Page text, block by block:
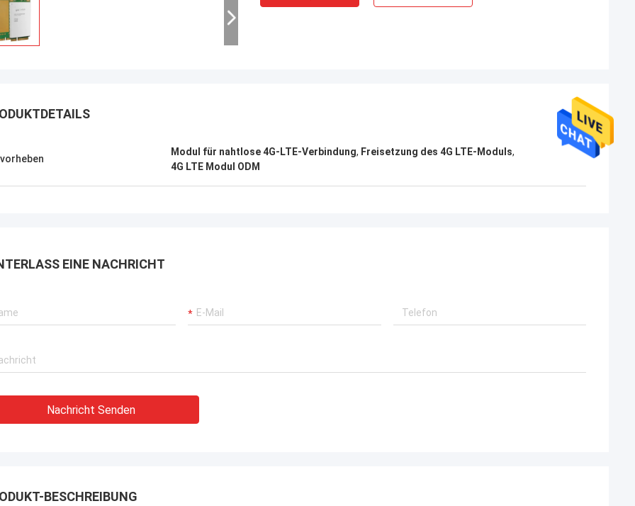
Modul für nahtlose 4G-LTE-Verbindung, Freisetzung des 4G LTE-Moduls,
4G LTE Modul ODM
EINE NACHRICHT
Nachricht Senden
BESCHREIBUNG